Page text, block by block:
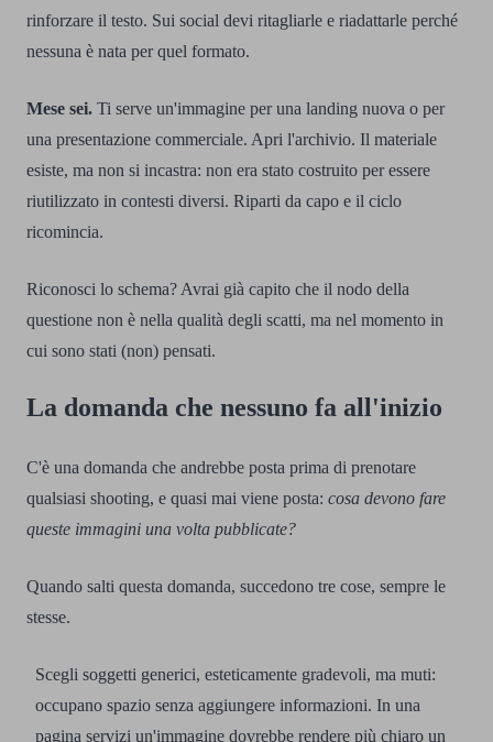
rinforzare il testo. Sui social devi ritagliarle e riadattarle perché
nessuna è nata per quel formato.
Mese sei. Ti serve un'immagine per una landing nuova o per
una presentazione commerciale. Apri l'archivio. Il materiale
esiste, ma non si incastra: non era stato costruito per essere
riutilizzato in contesti diversi. Riparti da capo e il ciclo
ricomincia.
Riconosci lo schema? Avrai già capito che il nodo della
questione non è nella qualità degli scatti, ma nel momento in
cui sono stati (non) pensati.
La domanda che nessuno fa all'inizio
C'è una domanda che andrebbe posta prima di prenotare
qualsiasi shooting, e quasi mai viene posta: cosa devono fare
queste immagini una volta pubblicate?
Quando salti questa domanda, succedono tre cose, sempre le
stesse.
Scegli soggetti generici, esteticamente gradevoli, ma muti:
occupano spazio senza aggiungere informazioni. In una
pagina servizi un'immagine dovrebbe rendere più chiaro un